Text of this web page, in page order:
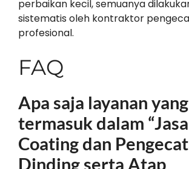
perbaikan kecil, semuanya
sistematis oleh kontraktor
profesional.
FAQ
Apa saja layanan yang
termasuk dalam
Coating dan
Dinding serta Atap